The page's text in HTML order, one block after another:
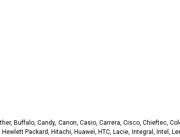
Buffalo, Candy, Canon, Casio, Carrera, Cisco, Chieftec,
Packard, Hitachi, Huawei, HTC, Lacie, Integral, Intel,